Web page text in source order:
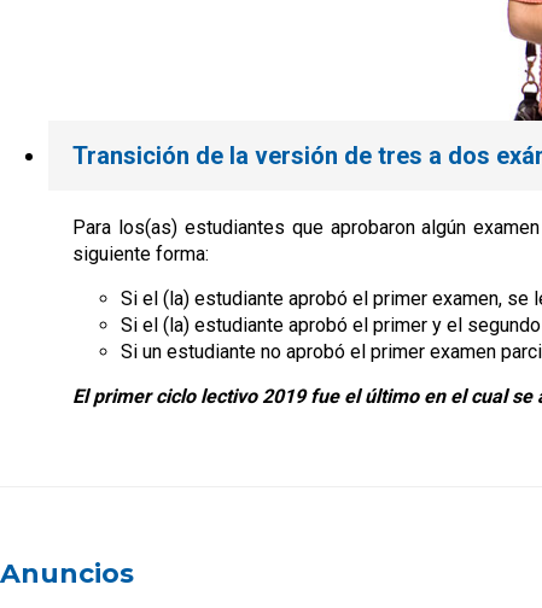
Transición de la versión de tres a dos
​Para los(as) estudiantes que aprobaron algún
siguiente forma:
Si el (la) estudiante aprobó el primer examen, se
Si el (la) estudiante aprobó el primer y el
Si un estudiante no aprobó el primer examen
El primer ciclo lectivo 2019 fue el último en el cual
Anuncios